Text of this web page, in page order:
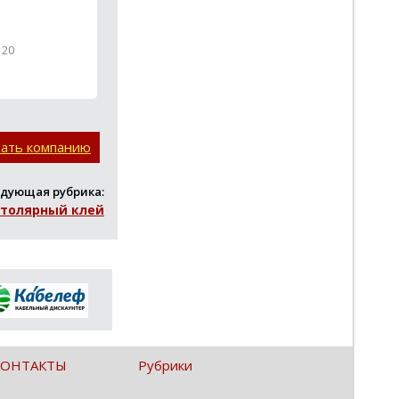
компанию
рубрика:
клей
Рубрики